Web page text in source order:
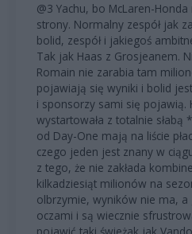
@3 Yachu, bo McLaren-
strony. Normalny zespół jak
bolid, zespół i jakiegoś
Tak jak Haas z Grosjeanem.
Romain nie zarabia tam
pojawiają się wyniki i bolid
i sponsorzy sami się pojawią.
wystartowała z totalnie
od Day-One mają na liście
czego jeden jest znany w
z tego, że nie zakłada
kilkadziesiąt milionów na
olbrzymie, wyników nie ma,
oczami i są wiecznie